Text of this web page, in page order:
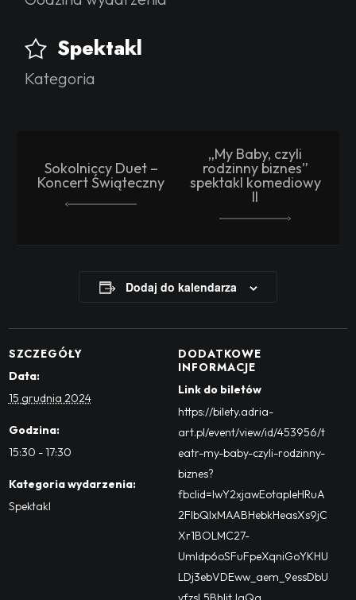
Spektakl
Kategoria
Sokolniccy Duet –
Koncert Świąteczny
„My Baby, czyli
rodzinny biznes”
spektakl komediowy
II
Dodaj do kalendarza
SZCZEGÓŁY
Data:
15 grudnia 2024
Godzina:
15:30 - 17:30
Kategoria wydarzenia:
Spektakl
DODATKOWE
INFORMACJE
Link do biletów
https://bilety.adria-
art.pl/event/view/id/453956/t
eatr-my-baby-czyli-rodzinny-
biznes?
fbclid=IwY2xjawEotapleHRuA
2FlbQIxMAABHebkHeasXs9jC
Xr1BOLMC27-
UmIdp6oSFuFpeXqniGoYKHU
LDj3ebVDEww_aem_9essDbU